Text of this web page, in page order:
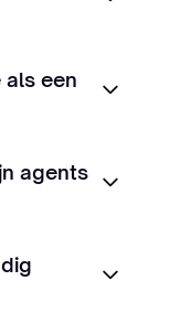
een
agents